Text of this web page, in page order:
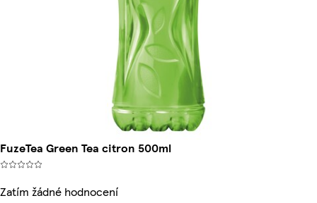
FuzeTea Green Tea citron 500ml
Zatím žádné hodnocení